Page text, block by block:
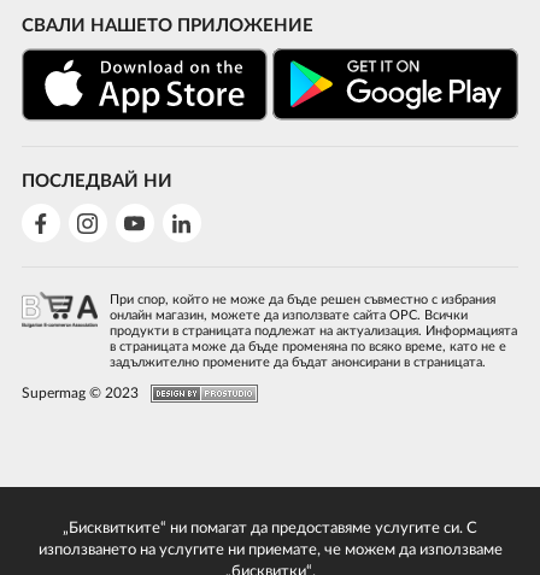
СВАЛИ НАШЕТО ПРИЛОЖЕНИЕ
ПОСЛЕДВАЙ НИ
При спор, който не може да бъде решен съвместно с избрания
онлайн магазин, можете да използвате сайта ОРС. Всички
продукти в страницата подлежат на актуализация. Информацията
в страницата може да бъде променяна по всяко време, като не е
задължително промените да бъдат анонсирани в страницата.
Supermag © 2023
„Бисквитките“ ни помагат да предоставяме услугите си. С
използването на услугите ни приемате, че можем да използваме